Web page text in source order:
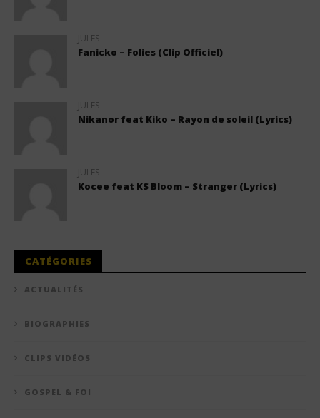
JULES
Fanicko – Folies (Clip Officiel)
JULES
Nikanor feat Kiko – Rayon de soleil (Lyrics)
JULES
Kocee feat KS Bloom – Stranger (Lyrics)
CATÉGORIES
ACTUALITÉS
BIOGRAPHIES
CLIPS VIDÉOS
GOSPEL & FOI